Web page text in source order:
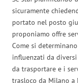
sicuramente
portato nel posto
proponiamo offre
Come si
influenzati da
da trasportare e i
trasloco da Milano a